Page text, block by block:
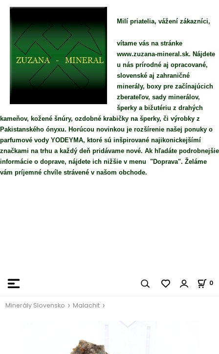
Milí priatelia, vážení zákazníci,
vítame vás na stránke
www.zuzana-mineral.sk. Nájdete
u nás prírodné aj opracované,
slovenské aj zahraničné
minerály, boxy pre začínajúcich
zberateľov, sady minerálov,
šperky a bižutériu z drahých
kameňov, kožené šnúry, ozdobné krabičky na šperky, či výrobky z
Pakistanského ónyxu. Horúcou novinkou je rozšírenie našej ponuky o
parfumové vody YODEYMA, ktoré sú inšpirované najikonickejšímí
značkami na trhu a každý deň pridávame nové. Ak hľadáte podrobnejšie
informácie o doprave, nájdete ich nižšie v menu "Doprava". Želáme
vám príjemné chvíle strávené v našom obchode.
0
Minerály Slovensko Malachit